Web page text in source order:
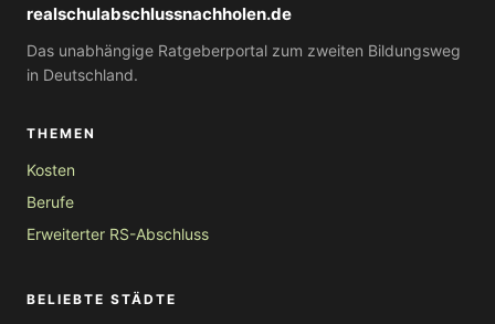
realschulabschlussnachholen.de
Das unabhängige Ratgeberportal zum zweiten Bildungsweg
in Deutschland.
THEMEN
Kosten
Berufe
Erweiterter RS-Abschluss
BELIEBTE STÄDTE